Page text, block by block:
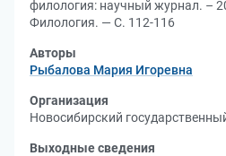
филология: научный журнал. –
Филология. — С. 112-116
Авторы
Рыбалова Мария Игоревна
Организация
Новосибирский
Выходные сведения